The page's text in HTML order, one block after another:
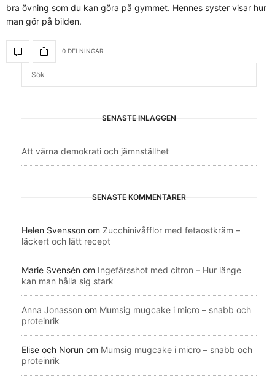
bra övning som du kan göra på gymmet. Hennes syster visar hur
man gör på bilden.
0 DELNINGAR
SENASTE INLÄGGEN
Att värna demokrati och jämnställhet
SENASTE KOMMENTARER
Helen Svensson om Zucchinivåfflor med fetaostkräm –
läckert och lätt recept
Marie Svensén om Ingefärsshot med citron – Hur länge
kan man hålla sig stark
Anna Jonasson om Mumsig mugcake i micro – snabb och
proteinrik
Elise och Norun om Mumsig mugcake i micro – snabb och
proteinrik